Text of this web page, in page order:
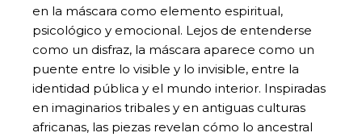
en la máscara como elemento espiritual,
psicológico y emocional. Lejos de entenderse
como un disfraz, la máscara aparece como un
puente entre lo visible y lo invisible, entre la
identidad pública y el mundo interior. Inspiradas
en imaginarios tribales y en antiguas culturas
africanas, las piezas revelan cómo lo ancestral